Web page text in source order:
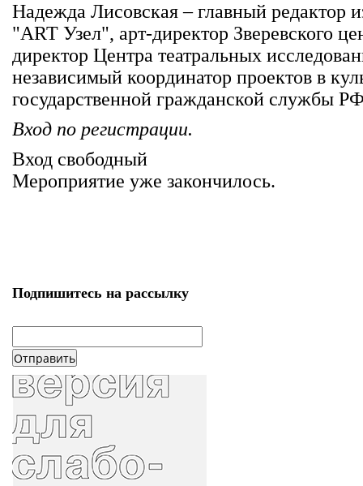
Надежда Лисовская – главный редактор
"ART Узел", арт-директор Зверевского
директор Центра театральных
независимый координатор проектов в
государственной гражданской службы
Вход по регистрации.
Вход свободный
Мероприятие уже закончилось.
Подпишитесь на рассылку